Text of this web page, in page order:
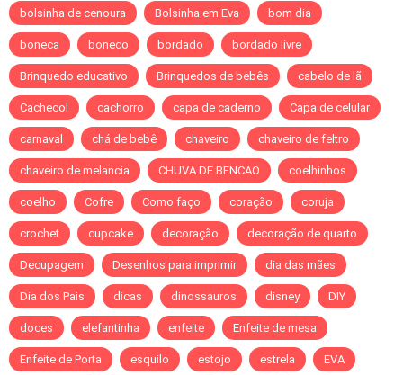
bolsinha de cenoura Bolsinha em Eva bom dia
boneca boneco bordado bordado livre
Brinquedo educativo Brinquedos de bebês cabelo de lã
Cachecol cachorro capa de caderno Capa de celular
carnaval chá de bebê chaveiro chaveiro de feltro
chaveiro de melancia CHUVA DE BENCAO coelhinhos
coelho Cofre Como faço coração coruja
crochet cupcake decoração decoração de quarto
Decupagem Desenhos para imprimir dia das mães
Dia dos Pais dicas dinossauros disney DIY
doces elefantinha enfeite Enfeite de mesa
Enfeite de Porta esquilo estojo estrela EVA